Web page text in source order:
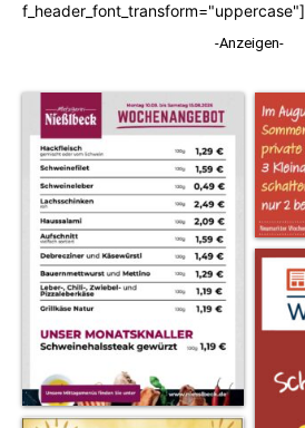
f_header_font_transform="uppercase"]
-Anzeigen-